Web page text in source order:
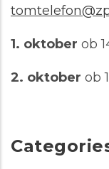
1. oktober ob
2. oktober ob